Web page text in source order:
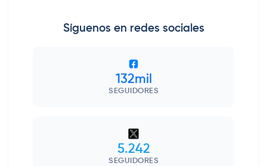
Síguenos en redes sociales
132mil
SEGUIDORES
5.242
SEGUIDORES